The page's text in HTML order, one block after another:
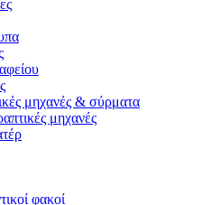
μηχανές & σύρματα
μηχανές
φακοί